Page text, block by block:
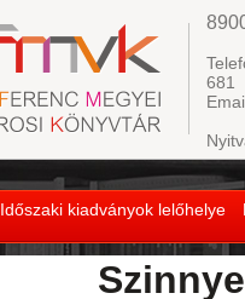
Időszaki kiadványok lelőhelye
681